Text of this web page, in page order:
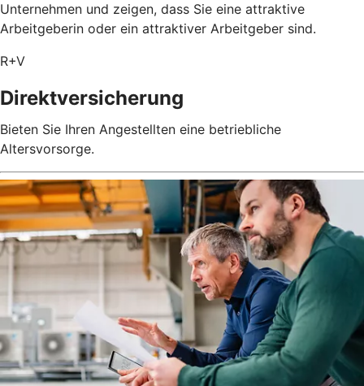
Unternehmen und zeigen, dass Sie eine attraktive
Arbeitgeberin oder ein attraktiver Arbeitgeber sind.
R+V
Direktversicherung
Bieten Sie Ihren Angestellten eine betriebliche
Altersvorsorge.